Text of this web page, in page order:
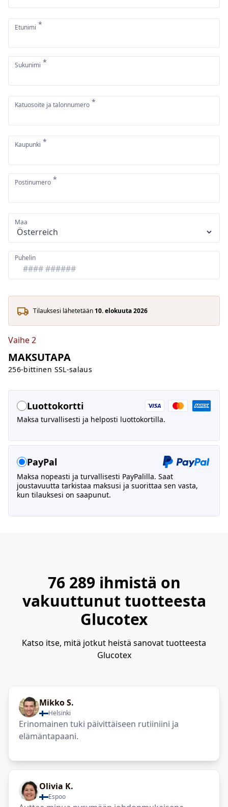
Etunimi *
Sukunimi *
Katuosoite ja talonnumero *
Kaupunki *
Postinumero *
Maa
Puhelin
Tilauksesi lähetetään10. elokuuta 2026
Vaihe 2
MAKSUTAPA
256-bittinen SSL-salaus
Luottokortti
Maksa turvallisesti ja helposti luottokortilla.
PayPal
Maksa nopeasti ja turvallisesti PayPalilla. Saat
joustavuutta tarkistaa maksusi ja suorittaa sen vasta,
kun tilauksesi on saapunut.
76 289 ihmistä on
vakuuttunut tuotteesta
Glucotex
Katso itse, mitä jotkut heistä sanovat tuotteesta
Glucotex
Mikko S.
Helsinki
Erinomainen tuki päivittäiseen rutiiniini ja
elämäntapaani.
Olivia K.
Espoo